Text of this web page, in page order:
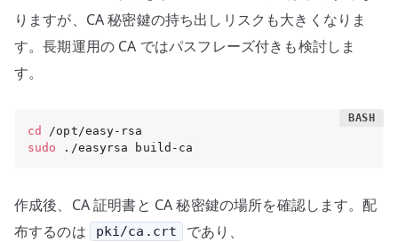
りますが、CA 秘密鍵の持ち出しリスクも大きくなりま
す。長期運用の CA ではパスフレーズ付きも検討しま
す。
cd
sudo ./easyrsa build-ca
作成後、CA 証明書と CA 秘密鍵の場所を確認します。配
布するのは
pki/ca.crt であり、